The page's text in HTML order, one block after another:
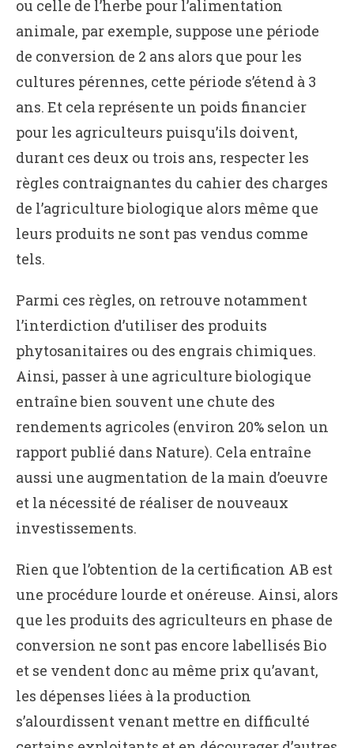
ou celle de l’herbe pour l’alimentation
animale, par exemple, suppose une période
de conversion de 2 ans alors que pour les
cultures pérennes, cette période s’étend à 3
ans. Et cela représente un poids financier
pour les agriculteurs puisqu’ils doivent,
durant ces deux ou trois ans, respecter les
règles contraignantes du cahier des charges
de l’agriculture biologique alors même que
leurs produits ne sont pas vendus comme
tels.
Parmi ces règles, on retrouve notamment
l’interdiction d’utiliser des produits
phytosanitaires ou des engrais chimiques.
Ainsi, passer à une agriculture biologique
entraîne bien souvent une chute des
rendements agricoles (environ 20% selon un
rapport publié dans Nature). Cela entraîne
aussi une augmentation de la main d’oeuvre
et la nécessité de réaliser de nouveaux
investissements.
Rien que l’obtention de la certification AB est
une procédure lourde et onéreuse. Ainsi, alors
que les produits des agriculteurs en phase de
conversion ne sont pas encore labellisés Bio
et se vendent donc au même prix qu’avant,
les dépenses liées à la production
s’alourdissent venant mettre en difficulté